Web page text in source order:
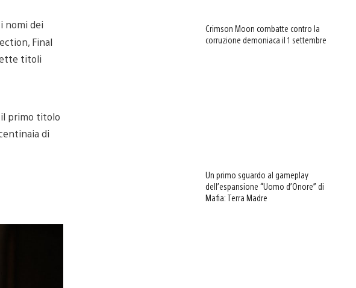
nomi dei
Final
titoli
il primo titolo
di
Crimson Moon combatte contro la
corruzione demoniaca il 1 settembre
Un primo sguardo al gameplay
dell’espansione “Uomo d’Onore” di
Mafia: Terra Madre